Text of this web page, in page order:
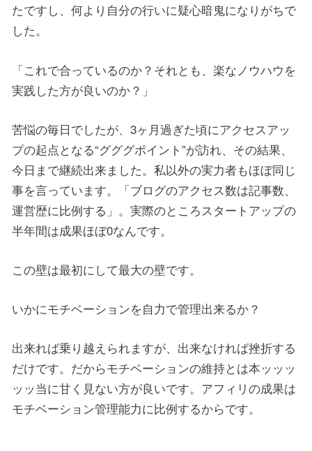
たですし、何より自分の行いに疑心暗鬼になりがちで
した。
「これで合っているのか？それとも、楽なノウハウを
実践した方が良いのか？」
苦悩の毎日でしたが、3ヶ月過ぎた頃にアクセスアッ
プの起点となる“グググポイント”が訪れ、その結果、
今日まで継続出来ました。私以外の実力者もほぼ同じ
事を言っています。「ブログのアクセス数は記事数、
運営歴に比例する」。実際のところスタートアップの
半年間は成果ほぼ0なんです。
この壁は最初にして最大の壁です。
いかにモチベーションを自力で管理出来るか？
出来れば乗り越えられますが、出来なければ挫折する
だけです。だからモチベーションの維持とは本ッッッ
ッッ当に甘く見ない方が良いです。アフィリの成果は
モチベーション管理能力に比例するからです。